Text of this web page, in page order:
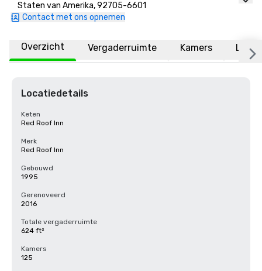
Staten van Amerika, 92705-6601
Contact met ons opnemen
Overzicht Vergaderruimte Kamers
Locatiedetails
Keten
Red Roof Inn
Merk
Red Roof Inn
Gebouwd
1995
Gerenoveerd
2016
Totale vergaderruimte
624 ft²
Kamers
125